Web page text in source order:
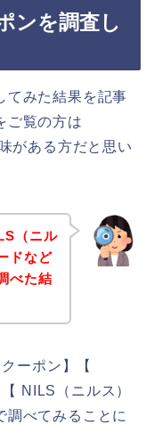
ンを調査し
てみた結果を記事
ご覧の方は
がある方だと思い
（ニル
ドなど
べた結
ーポン】【
NILS（ニルス）
調べてみることに